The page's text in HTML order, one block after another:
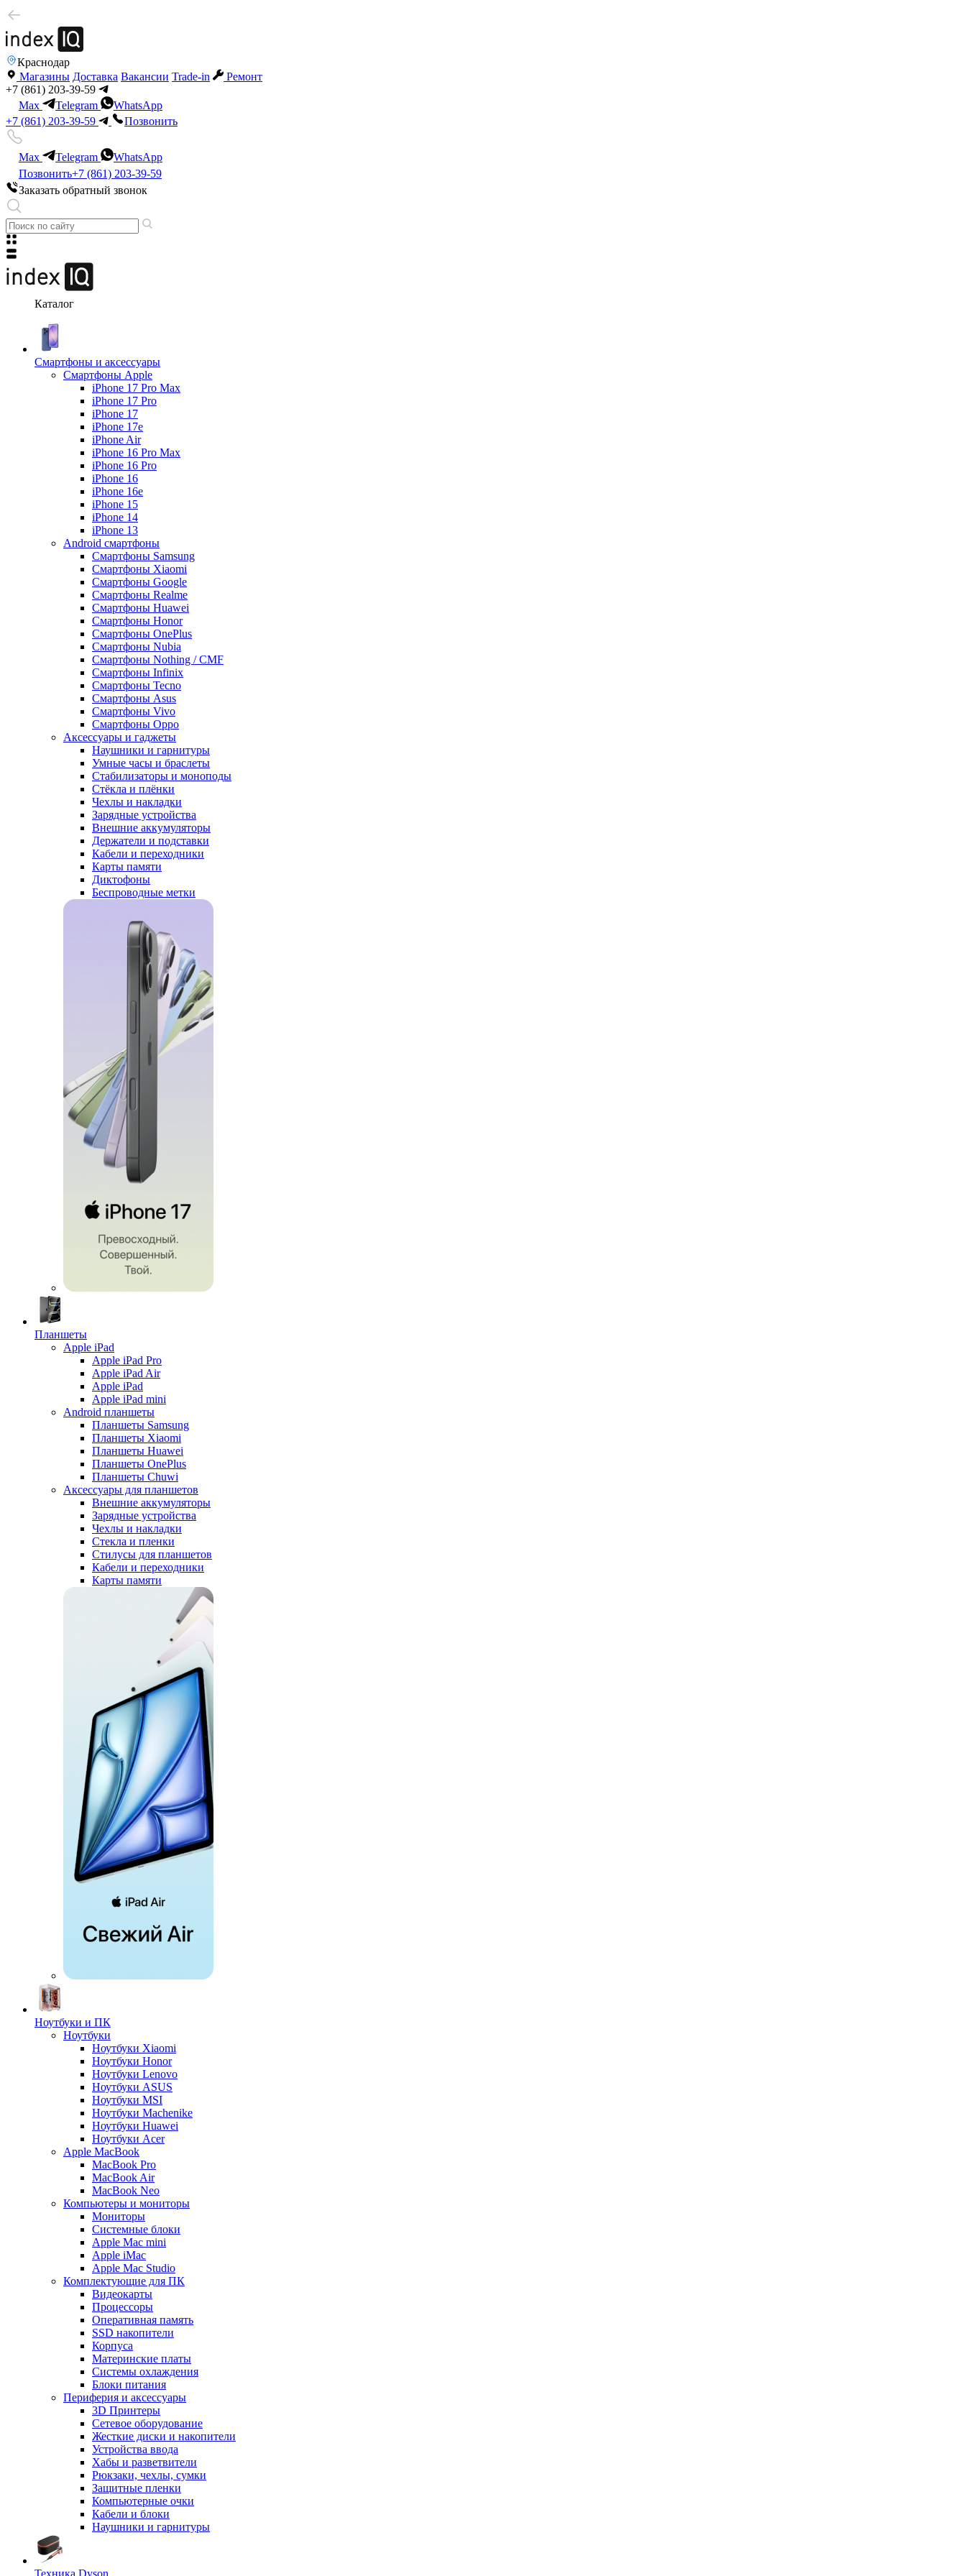
Краснодар
Магазины Доставка Вакансии Trade-in
Ремонт
+7 (861) 203-39-59
Max
Telegram
WhatsApp
+7 (861) 203-39-59
Позвонить
Max Telegram
WhatsApp
Позвонить+7 (861) 203-39-59
Заказать обратный звонок
Каталог
Смартфоны и аксессуары
Смартфоны Apple
iPhone 17 Pro Max
iPhone 17 Pro
iPhone 17
iPhone 17e
iPhone Air
iPhone 16 Pro Max
iPhone 16 Pro
iPhone 16
iPhone 16e
iPhone 15
iPhone 14
iPhone 13
Android cмартфоны
Смартфоны Samsung
Смартфоны Xiaomi
Смартфоны Google
Смартфоны Realme
Смартфоны Huawei
Смартфоны Honor
Смартфоны OnePlus
Смартфоны Nubia
Смартфоны Nothing / CMF
Смартфоны Infinix
Смартфоны Tecno
Смартфоны Asus
Смартфоны Vivo
Смартфоны Oppo
Аксессуары и гаджеты
Наушники и гарнитуры
Умные часы и браслеты
Стабилизаторы и моноподы
Стёкла и плёнки
Чехлы и накладки
Зарядные устройства
Внешние аккумуляторы
Держатели и подставки
Кабели и переходники
Карты памяти
Диктофоны
Беспроводные метки
Планшеты
Apple iPad
Apple iPad Pro
Apple iPad Air
Apple iPad
Apple iPad mini
Android планшеты
Планшеты Samsung
Планшеты Xiaomi
Планшеты Huawei
Планшеты OnePlus
Планшеты Chuwi
Аксессуары для планшетов
Внешние аккумуляторы
Зарядные устройства
Чехлы и накладки
Стекла и пленки
Стилусы для планшетов
Кабели и переходники
Карты памяти
Ноутбуки и ПК
Ноутбуки
Ноутбуки Xiaomi
Ноутбуки Honor
Ноутбуки Lenovo
Ноутбуки ASUS
Ноутбуки MSI
Ноутбуки Machenike
Ноутбуки Huawei
Ноутбуки Acer
Apple MacBook
MacBook Pro
MacBook Air
MacBook Neo
Компьютеры и мониторы
Мониторы
Системные блоки
Apple Mac mini
Apple iMac
Apple Mac Studio
Комплектующие для ПК
Видеокарты
Процессоры
Оперативная память
SSD накопители
Корпуса
Материнские платы
Системы охлаждения
Блоки питания
Периферия и аксессуары
3D Принтеры
Сетевое оборудование
Жесткие диски и накопители
Устройства ввода
Хабы и разветвители
Рюкзаки, чехлы, сумки
Защитные пленки
Компьютерные очки
Кабели и блоки
Наушники и гарнитуры
Техника Dyson